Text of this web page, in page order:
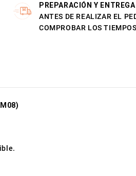
PREPARACIÓN Y ENTREGA
ANTES DE REALIZAR EL
COMPROBAR LOS